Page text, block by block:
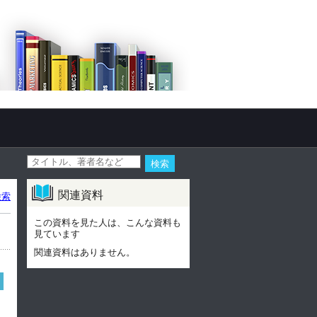
関連資料
この資料を見た人は、こんな資料も
見ています
関連資料はありません。